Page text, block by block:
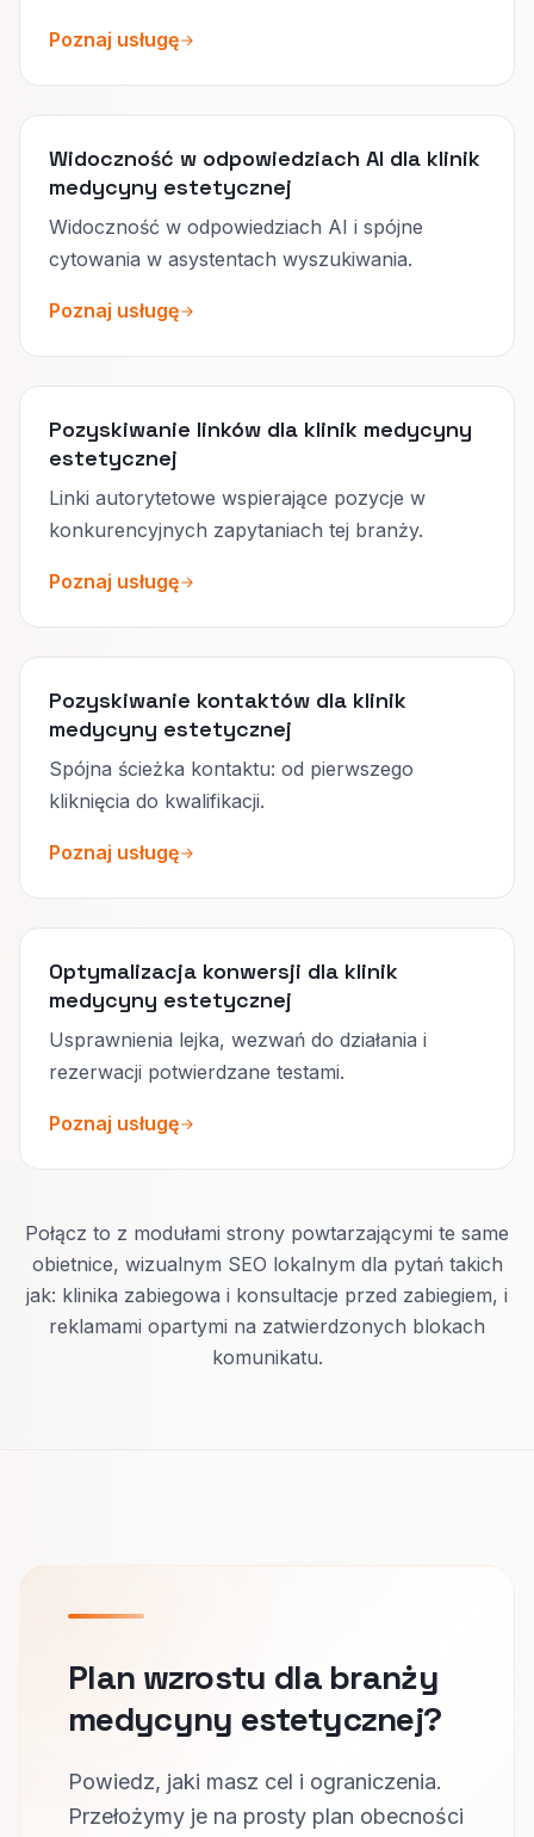
Poznaj usługę
Widoczność w odpowiedziach AI dla klinik
medycyny estetycznej
Widoczność w odpowiedziach AI i spójne
cytowania w asystentach wyszukiwania.
Poznaj usługę
Pozyskiwanie linków dla klinik medycyny
estetycznej
Linki autorytetowe wspierające pozycje w
konkurencyjnych zapytaniach tej branży.
Poznaj usługę
Pozyskiwanie kontaktów dla klinik
medycyny estetycznej
Spójna ścieżka kontaktu: od pierwszego
kliknięcia do kwalifikacji.
Poznaj usługę
Optymalizacja konwersji dla klinik
medycyny estetycznej
Usprawnienia lejka, wezwań do działania i
rezerwacji potwierdzane testami.
Poznaj usługę
Połącz to z modułami strony powtarzającymi te same
obietnice, wizualnym SEO lokalnym dla pytań takich
jak: klinika zabiegowa i konsultacje przed zabiegiem, i
reklamami opartymi na zatwierdzonych blokach
komunikatu.
Plan wzrostu dla branży
medycyny estetycznej?
Powiedz, jaki masz cel i ograniczenia.
Przełożymy je na prosty plan obecności